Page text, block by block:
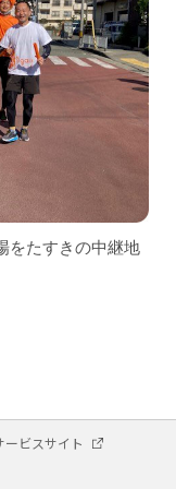
をたすきの中継地
ビスサイト